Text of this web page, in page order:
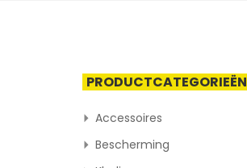
PRODUCTCATEGORIEËN
Accessoires
Bescherming